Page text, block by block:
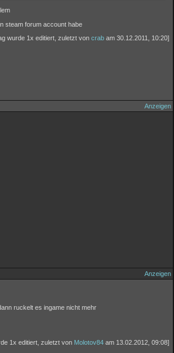
steam forum account habe
wurde 1x editiert, zuletzt von crabam 30.12.2011, 10:20]
Anzeigen
Anzeigen
ruckelt es ingame nicht mehr
1x editiert, zuletzt von Molotov84am 13.02.2012, 09:08]